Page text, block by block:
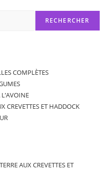
RECHERCHER
COMPLÈTES
CREVETTES ET HADDOCK
AUX CREVETTES ET